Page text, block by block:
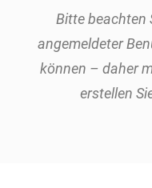
Bitte beachten
angemeldeter
können – daher
erstellen